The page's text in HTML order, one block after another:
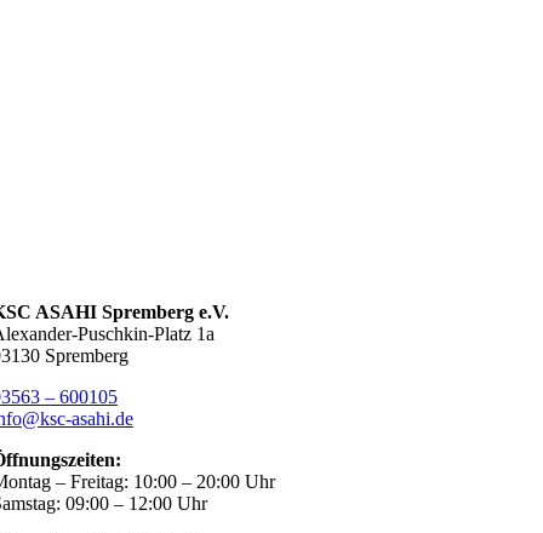
ASAHI Spremberg e.V.
Puschkin-Platz 1a
Spremberg
– 600105
asahi.de
– Freitag: 10:00 – 20:00 Uhr
09:00 – 12:00 Uhr